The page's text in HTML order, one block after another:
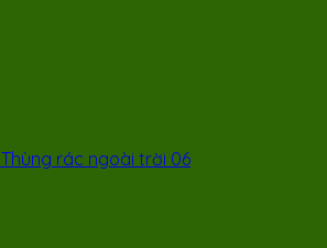
Thùng rác ngoài trời 06